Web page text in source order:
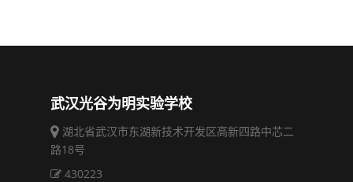
武汉光谷为明实验学校
湖北省武汉市东湖新技术开发区高新四路中芯二
路18号
430223